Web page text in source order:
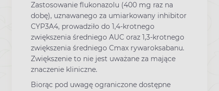
Zastosowanie flukonazolu (400 mg raz na
dobę), uznawanego za umiarkowany inhibitor
CYP3A4, prowadziło do 1,4-krotnego
zwiększenia średniego AUC oraz 1,3-krotnego
zwiększenia średniego Cmax rywaroksabanu.
Zwiększenie to nie jest uważane za mające
znaczenie kliniczne.
Biorąc pod uwagę ograniczone dostępne